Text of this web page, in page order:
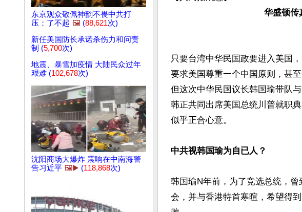
东京观众敬佩神韵不畏中共打
压：了不起 🖼️ (88,621次)
新任美国防长承诺杀伤力和问责
制 (5,700次)
地震、暴雪加疫情 大陆民众过年
艰难 (102,678次)
沈阳商场大爆炸 震响在中南海警
告习近平 🖼️▶️ (118,868次)
华盛顿传
只要台湾中华民国政要进入美国
要求美国尊重一个中国原则，甚
但这次中华民国议长韩国瑜带队
韩正共同出席美国总统川普就职
似乎正合心意。
中共视韩国瑜为自已人？
韩国瑜N年前，为了竞选总统，
会，并与香港特首寒暄，希望得